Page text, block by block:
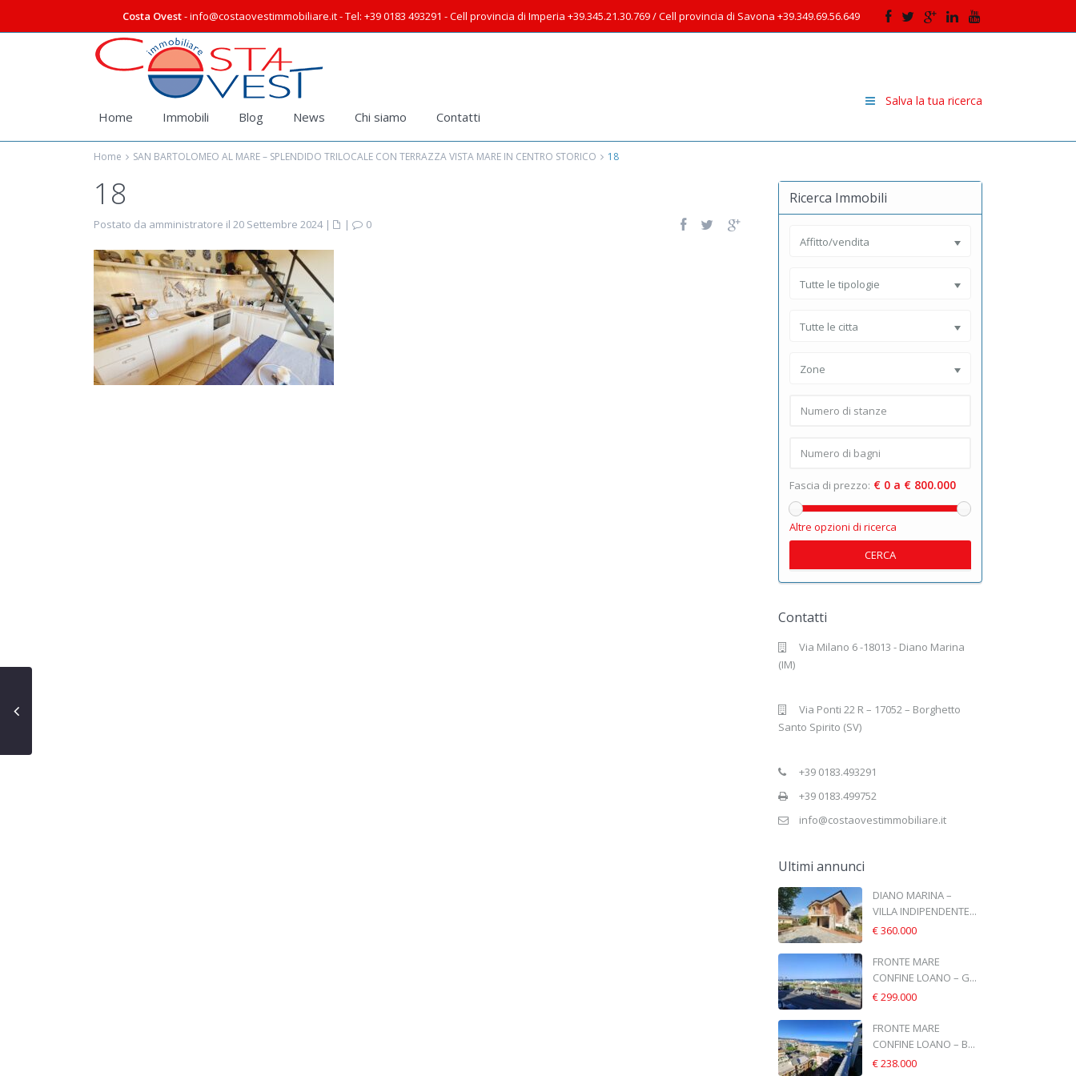
Costa Ovest- info@costaovestimmobiliare.it - Tel: +39 0183 493291 - Cell provincia di Imperia +39.345.21.30.769 / Cell provincia di Savona +39.349.69.56.649
Salva la tua ricerca
Home Immobili Blog News Chi siamo Contatti
Home SAN BARTOLOMEO AL MARE – SPLENDIDO TRILOCALE CON TERRAZZA VISTA MARE IN CENTRO STORICO 18
18
Postato da amministratore il 20 Settembre 2024 | | 0
Ricerca Immobili
Affitto/vendita
Tutte le tipologie
Tutte le citta
Zone
Fascia di prezzo: € 0 a € 800.000
Altre opzioni di ricerca
CERCA
Contatti
Via Milano 6 -18013 - Diano Marina
(IM)
Via Ponti 22 R – 17052 – Borghetto
Santo Spirito (SV)
+39 0183.493291
+39 0183.499752
info@costaovestimmobiliare.it
Ultimi annunci
DIANO MARINA –
VILLA INDIPENDENTE...
€ 360.000
FRONTE MARE
CONFINE LOANO – G...
€ 299.000
FRONTE MARE
CONFINE LOANO – B...
€ 238.000